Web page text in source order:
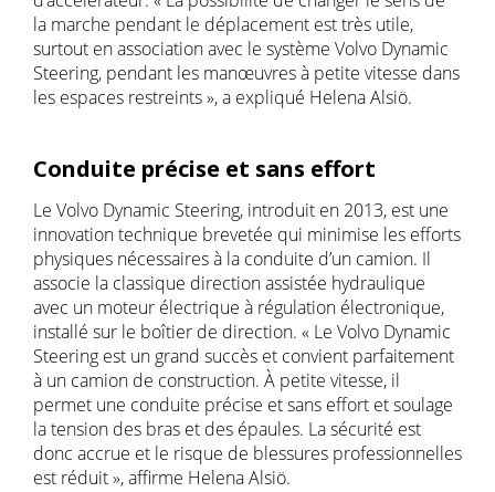
la marche pendant le déplacement est très utile,
surtout en association avec le système Volvo Dynamic
Steering, pendant les manœuvres à petite vitesse dans
les espaces restreints », a expliqué Helena Alsiö.
Conduite précise et sans effort
Le Volvo Dynamic Steering, introduit en 2013, est une
innovation technique brevetée qui minimise les efforts
physiques nécessaires à la conduite d’un camion. Il
associe la classique direction assistée hydraulique
avec un moteur électrique à régulation électronique,
installé sur le boîtier de direction. « Le Volvo Dynamic
Steering est un grand succès et convient parfaitement
à un camion de construction. À petite vitesse, il
permet une conduite précise et sans effort et soulage
la tension des bras et des épaules. La sécurité est
donc accrue et le risque de blessures professionnelles
est réduit », affirme Helena Alsiö.